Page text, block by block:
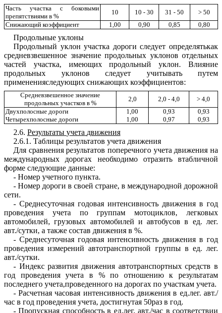
Часть участка с боковыми
препятствиями в %
10 1 0 - 30 31 - 50 > 50
Снижающий коэффициент 1 ,00 0,90 0,85 0,80
Продольные уклоны
Продольный уклон участка дороги следует определятькак
средневзвешенное значение продольных уклонов отдельных
частей
участка, имеющих продольный уклон.Влияние
продольных
уклонов следует учитывать
путем
примененияследующих снижающих коэффициентов:
Средневзвешенное значение
продольных участков в%
2,0 2,0 - 4,0 > 4,0
Двухполосные дороги 1 ,00 0,93
0,93
Четырехполосные дороги 1 ,00 0,97 0,93
2.6. Результаты учета движения
2.6.1 . Таблицы результатов учета движения
Для сравнения результатов поперечного учета движения на
международных
дорогах необходимо отразить
втабличной
форме следующие данные:
- Номер учетного пункта.
- Номер дороги в своей стране,в международной дорожной
сети.
- Среднесуточная годовая интенсивность движения вгод
проведения учета по группам мотоциклов,легковых
автомобилей,грузовых автомобилей и автобусов в ед.лег.
авт./сутки, а также состав движения в %.
- Среднесуточная годовая интенсивность движения в год
проведения измерений автотранспортной группы в ед.лег.
авт./сутки.
- Индекс развития движения автотранспортных средств в
год
проведения учета в %по отношению к
результатам
последнего учета,проведенного на дорогах по участкам учета.
-Расчетная часовая интенсивность движения в ед.лег.авт./
час в год проведения учета, достигнутая 50раз в год.
-Пропускная способность в ед.лег.авт./час в соответствии